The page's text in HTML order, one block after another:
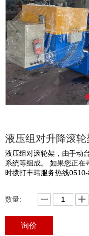
液压组对升降滚轮
液压组对滚轮架，由手动
系统等组成。 如果您正在
时拨打丰玮服务热线
数量:
询价